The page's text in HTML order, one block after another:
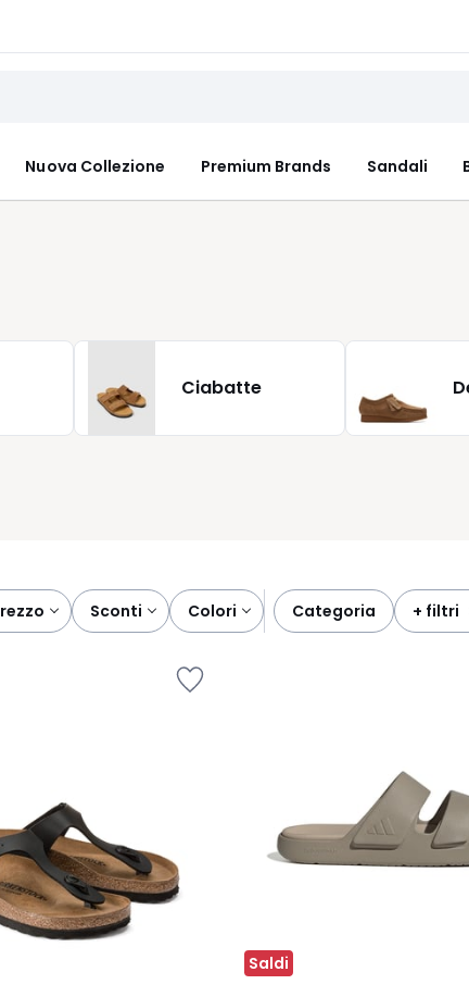
Nuova Collezione Premium Brands Sandali
Ciabatte
prezzo sconti colori categoria + filtri
Saldi